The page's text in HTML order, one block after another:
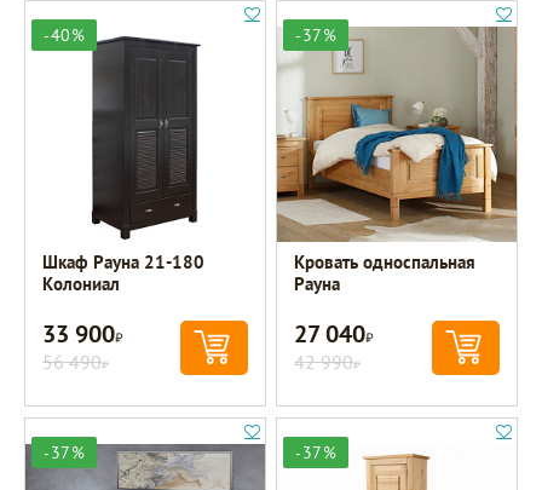
-40%
Шкаф Рауна 21-180
Колониал
33 900Р
56 490Р
-37%
Кровать односпальная
Рауна
27 040Р
42 990Р
-37% -37%